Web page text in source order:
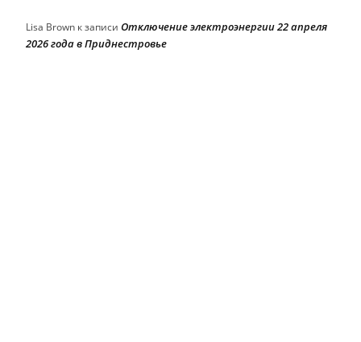
Lisa Brown к записи Отключение электроэнергии 22 апреля
2026 года в Приднестровье